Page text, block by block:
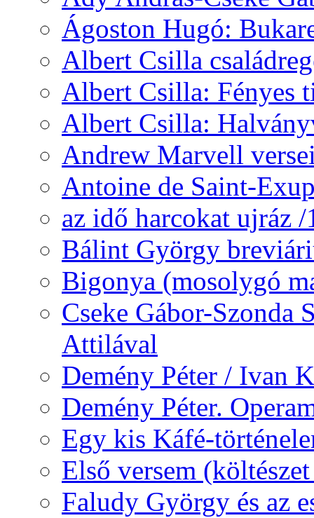
Ágoston Hugó:
Albert Csilla
Albert Csilla: Fényes
Albert Csilla:
Andrew Marvell
Antoine de Saint-
az idő harcokat ujráz
Bálint György
Bigonya (mosolygó
Cseke Gábor-Szonda
Attilával
Demény Péter / Ivan
Demény Péter.
Egy kis Káfé-
Első versem
Faludy György és az